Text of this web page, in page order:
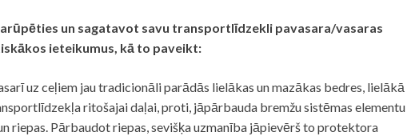
un sagatavot savu transportlīdzekli pavasara/vasaras
ieteikumus, kā to paveikt:
uz ceļiem jau tradicionāli parādās lielākas un mazākas bedres, lielākā
ritošajai daļai, proti, jāpārbauda bremžu sistēmas elementu
riepas. Pārbaudot riepas, sevišķa uzmanība jāpievērš to protektora